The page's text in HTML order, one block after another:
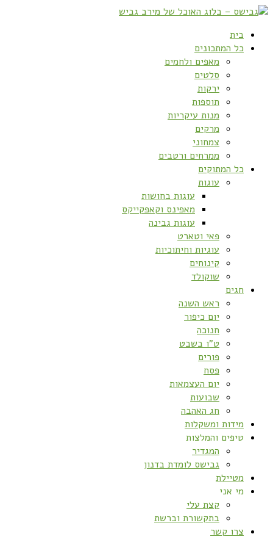
בית
כל המתכונים
מאפים ולחמים
סלטים
ירקות
תוספות
מנות עיקריות
מרקים
צמחוני
ממרחים ורטבים
כל המתוקים
עוגות
עוגות בחושות
מאפינס וקאפקייקס
עוגות גבינה
פאי וטארט
עוגיות וחיתוכיות
קינוחים
שוקולד
חגים
ראש השנה
יום כיפור
חנוכה
ט”ו בשבט
פורים
פסח
יום העצמאות
שבועות
חג האהבה
מידות ומשקלות
טיפים והמלצות
המגדיר
גבישס לומדת בדנון
מטיילת
מי אני
קצת עלי
בתקשורת וברשת
צרו קשר